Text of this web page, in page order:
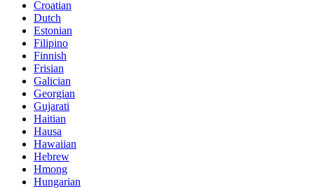
Croatian
Dutch
Estonian
Filipino
Finnish
Frisian
Galician
Georgian
Gujarati
Haitian
Hausa
Hawaiian
Hebrew
Hmong
Hungarian